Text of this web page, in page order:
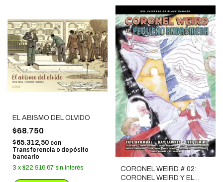
EL ABISMO DEL OLVIDO
$68.750
$65.312,50 con
Transferencia o depósito
bancario
3 x $22.916,67 sin interés
CORONEL WEIRD # 02:
CORONEL WEIRD Y EL